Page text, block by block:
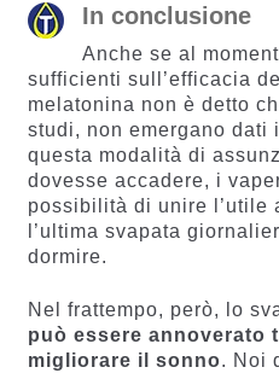
In conclusione
Anche se al
sufficienti sull’efficacia
melatonina non è detto
studi, non emergano dati
questa modalità di
dovesse accadere, i
possibilità di unire l’utile
l’ultima svapata
dormire.
Nel frattempo, però, lo
può essere annoverato
migliorare il sonno. Noi